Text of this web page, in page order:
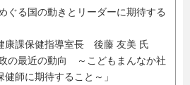
ぐる国の動きとリーダーに期待する
康課保健指導室長 後藤 友美 氏
の最近の動向 ～こどもまんなか社
師に期待すること～」